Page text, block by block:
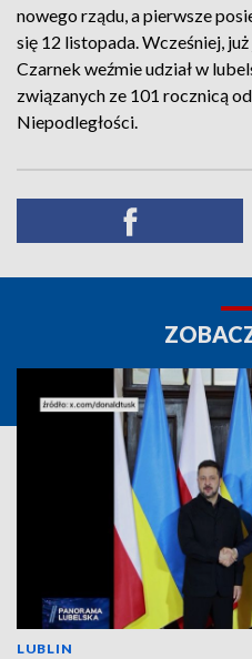
nowego rządu, a pierwsze
się 12 listopada. Wcześniej,
Czarnek weźmie udział w
związanych ze 101 rocznicą
Niepodległości.
LUBLIN